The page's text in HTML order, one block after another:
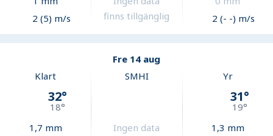
2 (5) m/s
finns tillgänglig
2 (- -) m/s
Fre 14 aug
Klart
32°
18°
1,7 mm
SMHI
Ingen data
Yr
31°
19°
1,3 mm